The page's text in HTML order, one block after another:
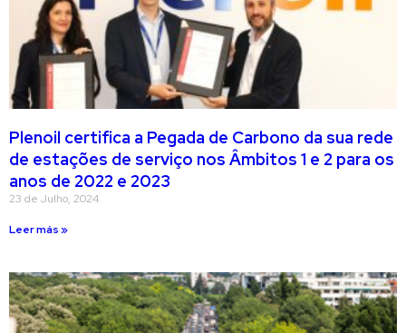
Plenoil certifica a Pegada de Carbono da sua rede
de estações de serviço nos Âmbitos 1 e 2 para os
anos de 2022 e 2023
23 de Julho, 2024
Leer más »